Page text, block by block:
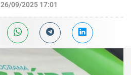
26/09/2025 17:01